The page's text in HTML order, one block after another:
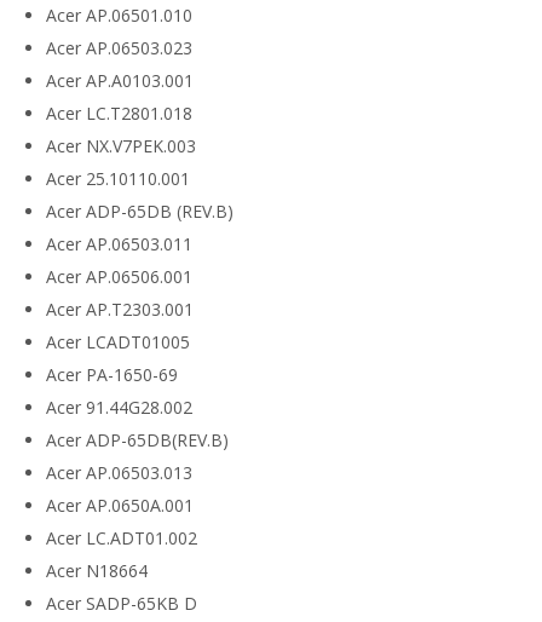
Acer AP.06501.010
Acer AP.06503.023
Acer AP.A0103.001
Acer LC.T2801.018
Acer NX.V7PEK.003
Acer 25.10110.001
Acer ADP-65DB (REV.B)
Acer AP.06503.011
Acer AP.06506.001
Acer AP.T2303.001
Acer LCADT01005
Acer PA-1650-69
Acer 91.44G28.002
Acer ADP-65DB(REV.B)
Acer AP.06503.013
Acer AP.0650A.001
Acer LC.ADT01.002
Acer N18664
Acer SADP-65KB D